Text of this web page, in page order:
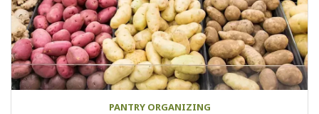
PANTRY ORGANIZING